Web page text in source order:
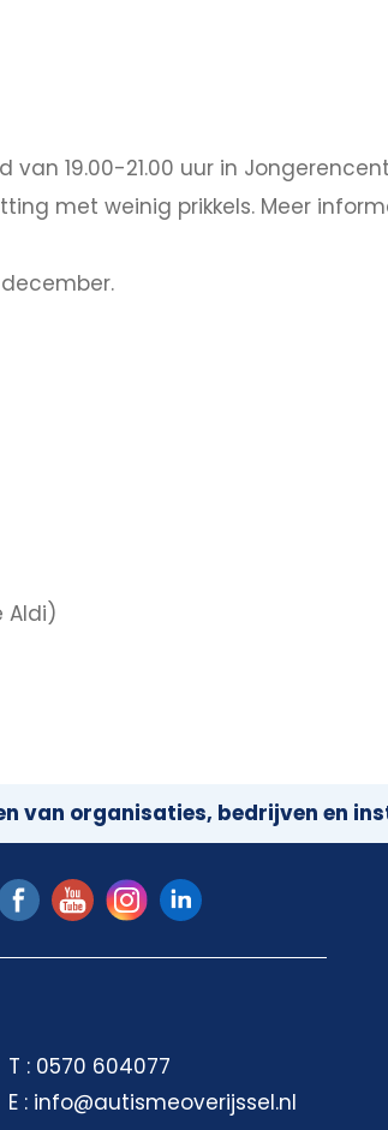
van 19.00-21.00 uur in
met weinig prikkels. Meer
december.
Aldi)
van organisaties, bedrijven en
T : 0570 604077
E : info@autismeoverijssel.nl